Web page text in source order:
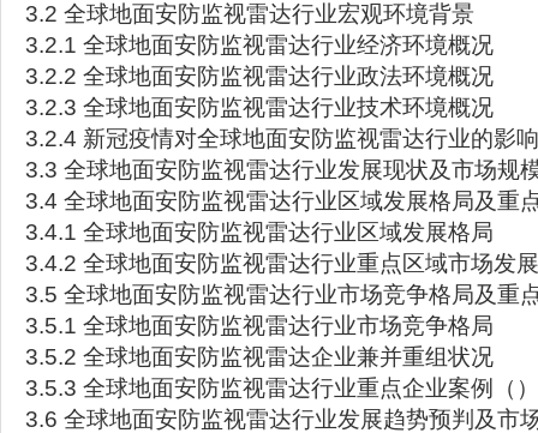
3.2 全球地面安防监视雷达行业宏观环境背景
3.2.1 全球地面安防监视雷达行业经济环境概况
3.2.2 全球地面安防监视雷达行业政法环境概况
3.2.3 全球地面安防监视雷达行业技术环境概况
3.2.4 新冠疫情对全球地面安防监视雷达行业的影
3.3 全球地面安防监视雷达行业发展现状及市场规
3.4 全球地面安防监视雷达行业区域发展格局及重
3.4.1 全球地面安防监视雷达行业区域发展格局
3.4.2 全球地面安防监视雷达行业重点区域市场发
3.5 全球地面安防监视雷达行业市场竞争格局及重
3.5.1 全球地面安防监视雷达行业市场竞争格局
3.5.2 全球地面安防监视雷达企业兼并重组状况
3.5.3 全球地面安防监视雷达行业重点企业案例（）
3.6 全球地面安防监视雷达行业发展趋势预判及市